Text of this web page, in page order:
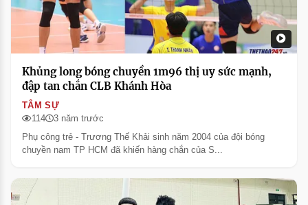
Khủng long bóng chuyền 1m96 thị uy sức mạnh,
đập tan chắn CLB Khánh Hòa
TÂM SỰ
114
3 năm trước
Phụ công trẻ - Trương Thế Khải sinh năm 2004 của đội bóng
chuyền nam TP HCM đã khiến hàng chắn của S...